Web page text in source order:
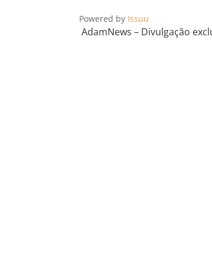
Powered by Issuu
AdamNews – Divulgação